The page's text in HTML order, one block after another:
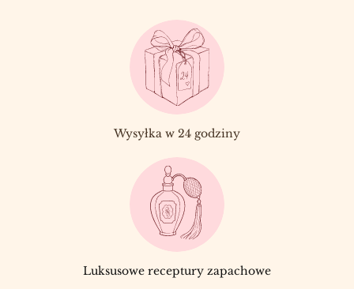
Wysyłka w 24 godziny
Luksusowe receptury zapachowe